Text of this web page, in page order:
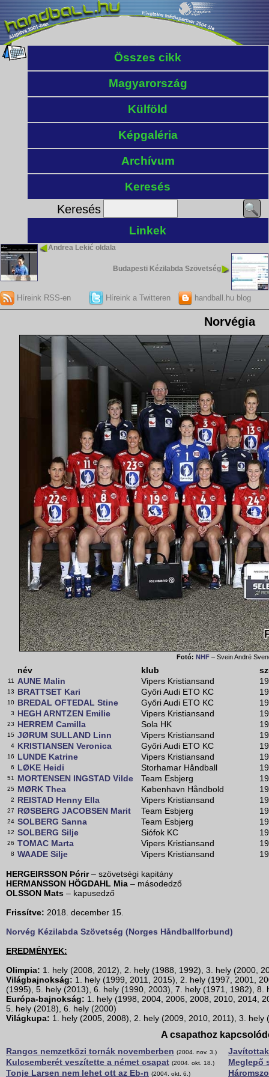
Összes cikk
Magyarország
Külföld
Képgaléria
Archívum
Keresés
Keresés
Linkek
Andrea Lekić oldala
Budapesti Kézilabda Szövetség
Híreink RSS-en Híreink a Twitteren handball.hu blog
Norvégia
Fotó: NHF – Svein André
név klub
11 AUNE Malin Vipers Kristiansand
13 BRATTSET Kari Győri Audi ETO KC
10 BREDAL OFTEDAL Stine Győri Audi ETO KC
3 HEGH ARNTZEN Emilie Vipers Kristiansand
23 HERREM Camilla Sola HK
15 JØRUM SULLAND Linn Vipers Kristiansand
4 KRISTIANSEN Veronica Győri Audi ETO KC
16 LUNDE Katrine Vipers Kristiansand
6 LØKE Heidi Storhamar Håndball
51 MORTENSEN INGSTAD Vilde Team Esbjerg
25 MØRK Thea København Håndbold
2 REISTAD Henny Ella Vipers Kristiansand
27 RØSBERG JACOBSEN Marit Team Esbjerg
24 SOLBERG Sanna Team Esbjerg
12 SOLBERG Silje Siófok KC
26 TOMAC Marta Vipers Kristiansand
8 WAADE Silje Vipers Kristiansand
HERGEIRSSON Þórir– szövetségi kapitány
HERMANSSON HÖGDAHL Mia – másodedző
OLSSON Mats – kapusedző
Frissítve: 2018. december 15.
Norvég Kézilabda Szövetség (Norges Håndballforbund)
EREDMÉNYEK:
Olimpia: 1. hely (2008, 2012), 2. hely (1988, 1992), 3. hely (2000,
Világbajnokság: 1. hely (1999, 2011, 2015), 2. hely (1997, 2001,
(1995), 5. hely (2013), 6. hely (1990, 2003), 7. hely (1971, 1982), 8.
Európa-bajnokság: 1. hely (1998, 2004, 2006, 2008, 2010, 2014,
5. hely (2018), 6. hely (2000)
Világkupa: 1. hely (2005, 2008), 2. hely (2009, 2010, 2011), 3. hely
A csapathoz
Rangos nemzetközi tornák novemberben (2004. nov. 3.)
Kulcsemberét veszítette a német csapat (2004. okt. 18.)
Tonje Larsen nem lehet ott az Eb-n (2004. okt. 6.)
Meglepő